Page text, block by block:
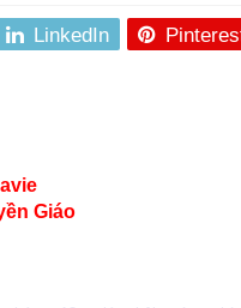
LinkedIn
Giáo